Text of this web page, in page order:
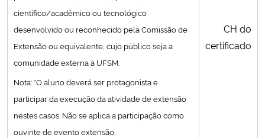
científico/acadêmico ou tecnológico
desenvolvido ou reconhecido pela Comissão de
Extensão ou equivalente, cujo público seja a
comunidade externa à UFSM.
Nota: *O aluno deverá ser protagonista e
participar da execução da atividade de extensão
nestes casos. Não se aplica a participação como
ouvinte de evento extensão.
CH do
certificado